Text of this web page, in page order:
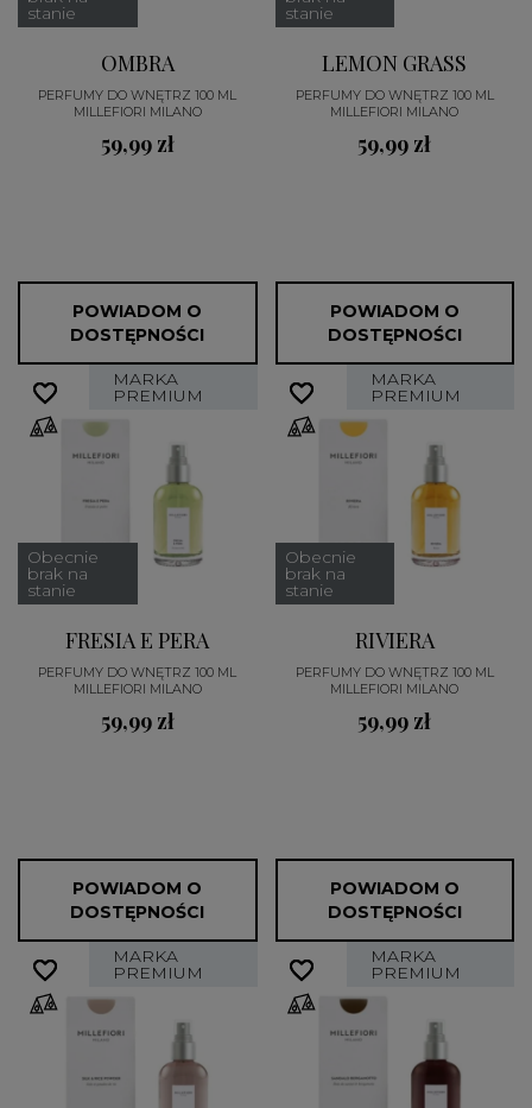
stanie
OMBRA
PERFUMY DO WNĘTRZ 100 ML
MILLEFIORI MILANO
59,99 zł
POWIADOM O
DOSTĘPNOŚCI
stanie
LEMON GRASS
PERFUMY DO WNĘTRZ 100 ML
MILLEFIORI MILANO
59,99 zł
POWIADOM O
DOSTĘPNOŚCI
MARKA
PREMIUM
Obecnie
brak na
stanie
FRESIA E PERA
PERFUMY DO WNĘTRZ 100 ML
MILLEFIORI MILANO
59,99 zł
POWIADOM O
DOSTĘPNOŚCI
favorite_border
favorite_border MARKA
PREMIUM
Obecnie
brak na
stanie
RIVIERA
PERFUMY DO WNĘTRZ 100 ML
MILLEFIORI MILANO
59,99 zł
POWIADOM O
DOSTĘPNOŚCI
favorite_border
favorite_border
MARKA
PREMIUM
favorite_border
favorite_border MARKA
PREMIUM
favorite_border
favorite_border